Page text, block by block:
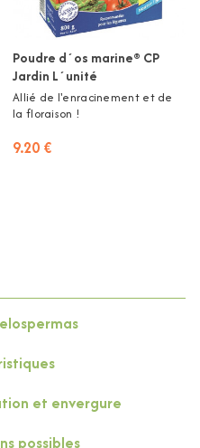
Poudre d´os marine® CP
Jardin L´unité
Allié de l'enracinement et de
la floraison !
9.20 €
et envergure
possibles